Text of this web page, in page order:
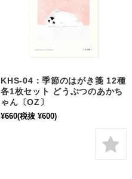
KHS-04：季節のはがき箋 12種
各1枚セット どうぶつのあかち
ゃん〔OZ〕
¥660(税抜 ¥600)